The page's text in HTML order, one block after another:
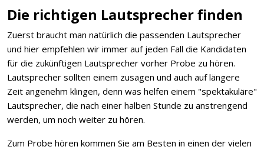
Die richtigen Lautsprecher finden
Zuerst braucht man natürlich die passenden Lautsprecher
und hier empfehlen wir immer auf jeden Fall die Kandidaten
für die zukünftigen Lautsprecher vorher Probe zu hören.
Lautsprecher sollten einem zusagen und auch auf längere
Zeit angenehm klingen, denn was helfen einem "spektakuläre"
Lautsprecher, die nach einer halben Stunde zu anstrengend
werden, um noch weiter zu hören.
Zum Probe hören kommen Sie am Besten in einen der vielen